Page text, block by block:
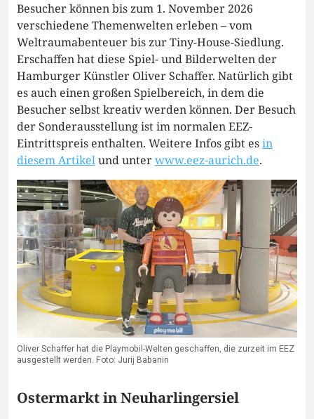
Besucher können bis zum 1. November 2026
verschiedene Themenwelten erleben – vom
Weltraumabenteuer bis zur Tiny-House-Siedlung.
Erschaffen hat diese Spiel- und Bilderwelten der
Hamburger Künstler Oliver Schaffer. Natürlich gibt
es auch einen großen Spielbereich, in dem die
Besucher selbst kreativ werden können. Der Besuch
der Sonderausstellung ist im normalen EEZ-
Eintrittspreis enthalten. Weitere Infos gibt esin
diesem Artikelund unterwww.eez-aurich.de.
Oliver Schaffer hat die Playmobil-Welten geschaffen, die zurzeit im EEZ
ausgestellt werden. Foto: Jurij Babanin
Ostermarkt in Neuharlingersiel